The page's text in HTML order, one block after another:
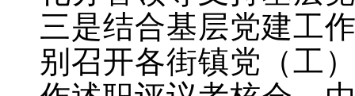
三是结合基层党建工
别召开各街镇党（工